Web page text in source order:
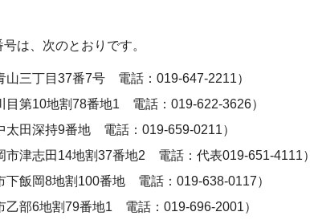
は、次のとおりです。
山三丁目37番7号 電話：019-647-2211）
目第10地割78番地1 電話：019-622-3626）
太田深持9番地 電話：019-659-0211）
市津志田14地割37番地2 電話：代表019-651-4111）
下飯岡8地割100番地 電話：019-638-0117）
乙部6地割79番地1 電話：019-696-2001）